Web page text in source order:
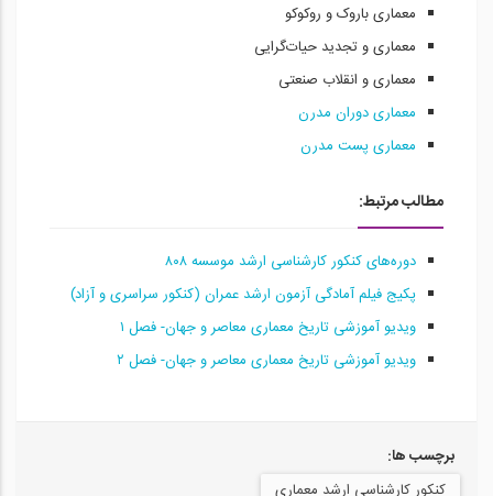
معماری باروک و روکوکو
معماری و تجدید حیات‌گرایی
معماری و انقلاب صنعتی
معماری دوران مدرن
معماری پست مدرن
مطالب مرتبط:
دوره‌های کنکور کارشناسی ارشد موسسه ۸۰۸
پکیج فیلم آمادگی آزمون ارشد عمران (کنکور سراسری و آزاد)
ویدیو آموزشی تاریخ معماری معاصر و جهان- فصل ۱
ویدیو آموزشی تاریخ معماری معاصر و جهان- فصل ۲
برچسب ها:
کنکور کارشناسی ارشد معماری